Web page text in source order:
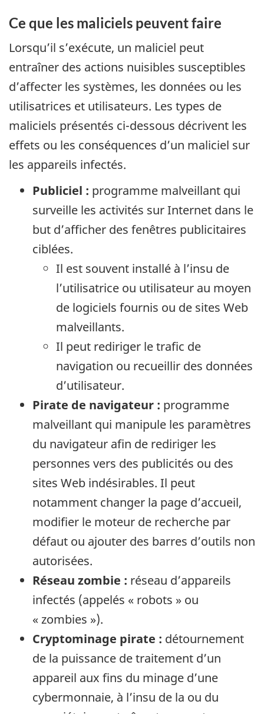
Ce que les maliciels peuvent faire
Lorsqu’il s’exécute, un maliciel peut
entraîner des actions nuisibles susceptibles
d’affecter les systèmes, les données ou les
utilisatrices et utilisateurs. Les types de
maliciels présentés ci-dessous décrivent les
effets ou les conséquences d’un maliciel sur
les appareils infectés.
Publiciel : programme malveillant qui
surveille les activités sur Internet dans le
but d’afficher des fenêtres publicitaires
ciblées.
Il est souvent installé à l’insu de
l’utilisatrice ou utilisateur au moyen
de logiciels fournis ou de sites Web
malveillants.
Il peut rediriger le trafic de
navigation ou recueillir des données
d’utilisateur.
Pirate de navigateur : programme
malveillant qui manipule les paramètres
du navigateur afin de rediriger les
personnes vers des publicités ou des
sites Web indésirables. Il peut
notamment changer la page d’accueil,
modifier le moteur de recherche par
défaut ou ajouter des barres d’outils non
autorisées.
Réseau zombie : réseau d’appareils
infectés (appelés « robots » ou
« zombies »).
Cryptominage pirate : détournement
de la puissance de traitement d’un
appareil aux fins du minage d’une
cybermonnaie, à l’insu de la ou du